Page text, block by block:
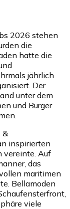
2026 stehen
die
hatte die
jährlich
Der
unter dem
und Bürger
&
inspirierten
vereinte. Auf
das
maritimen
Bellamoden
viele